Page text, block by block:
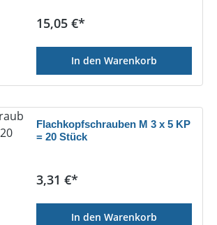
Regulärer Preis:
15,05 €*
In den Warenkorb
Flachkopfschrauben M 3 x 5 KP
= 20 Stück
Regulärer Preis:
3,31 €*
In den Warenkorb